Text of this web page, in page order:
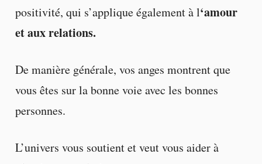
positivité, qui s’applique également à l‘amour
et aux relations.
De manière générale, vos anges montrent que
vous êtes sur la bonne voie avec les bonnes
personnes.
L’univers vous soutient et veut vous aider à